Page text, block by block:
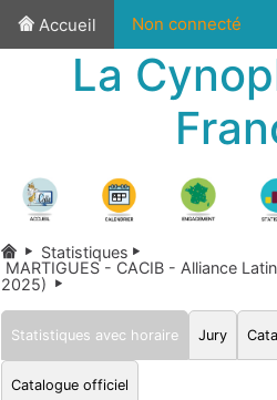
Accueil Non connecté
La
Statistiques
MARTIGUES - CACIB - Alliance
2025)
Statistiques avec horaire Jury
Catalogue officiel